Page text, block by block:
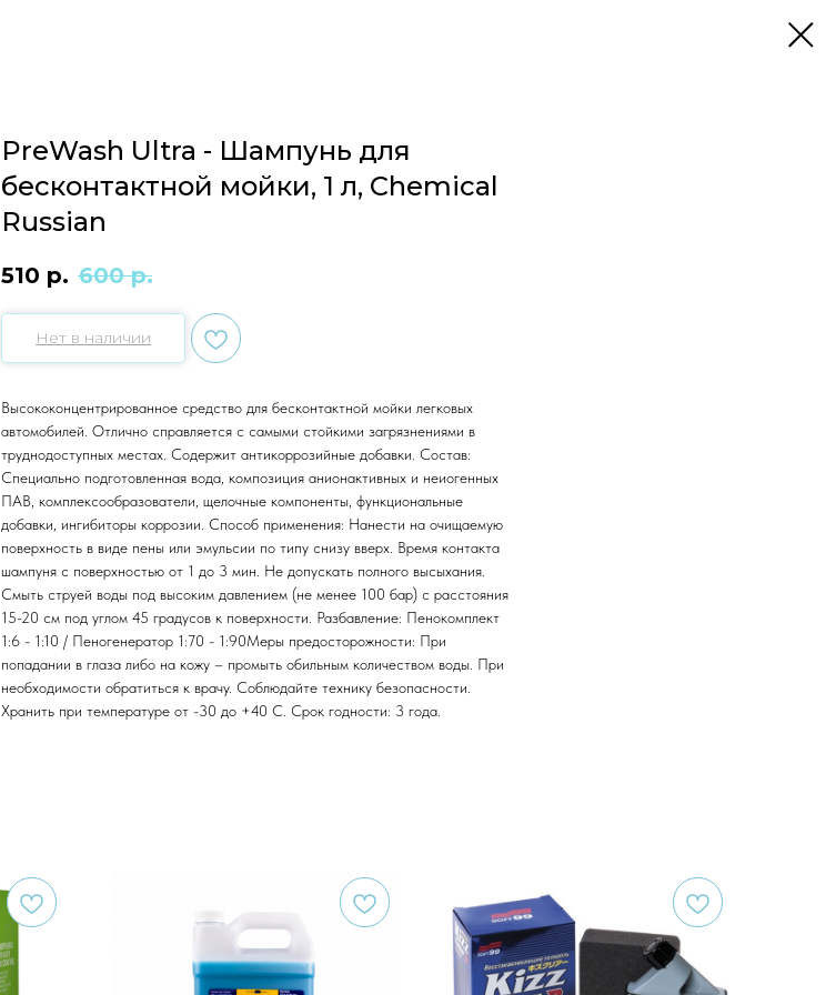
PreWash Ultra - Шампунь для
бесконтактной мойки, 1 л, Chemical
Russian
510 р. 600 р.
Нет в наличии
Высококонцентрированное средство для бесконтактной мойки легковых
автомобилей. Отлично справляется с самыми стойкими загрязнениями в
труднодоступных местах. Содержит антикоррозийные добавки. Состав:
Специально подготовленная вода, композиция анионактивных и неиогенных
ПАВ, комплексообразователи, щелочные компоненты, функциональные
добавки, ингибиторы коррозии. Способ применения: Нанести на очищаемую
поверхность в виде пены или эмульсии по типу снизу вверх. Время контакта
шампуня с поверхностью от 1 до 3 мин. Не допускать полного высыхания.
Смыть струей воды под высоким давлением (не менее 100 бар) с расстояния
15-20 см под углом 45 градусов к поверхности. Разбавление: Пенокомплект
1:6 - 1:10 / Пеногенератор 1:70 - 1:90Меры предосторожности: При
попадании в глаза либо на кожу – промыть обильным количеством воды. При
необходимости обратиться к врачу. Соблюдайте технику безопасности.
Хранить при температуре от -30 до +40 С. Срок годности: 3 года.